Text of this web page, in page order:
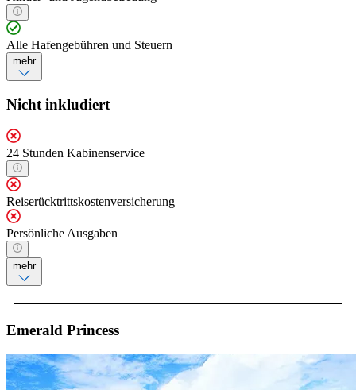
Alle Hafengebühren und Steuern
mehr
Nicht inkludiert
24 Stunden Kabinenservice
Reiserücktrittskostenversicherung
Persönliche Ausgaben
mehr
Emerald Princess